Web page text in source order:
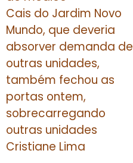
Cais do Jardim Novo
Mundo, que deveria
absorver demanda de
outras unidades,
também fechou as
portas ontem,
sobrecarregando
outras unidades
Cristiane Lima